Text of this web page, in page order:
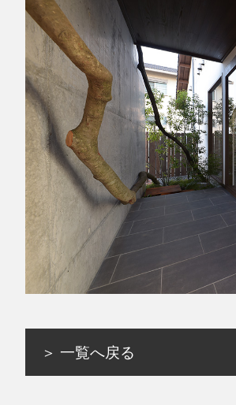
＞ 一覧へ戻る